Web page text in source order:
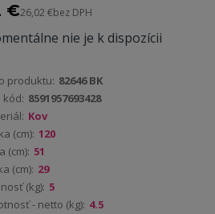
€26,02 €bez DPH
nie je k dispozícii
produktu: 82646 BK
kód: 8591957693428
Kov
(cm): 120
(cm): 51
(cm): 29
(kg): 5
- netto (kg): 4.5